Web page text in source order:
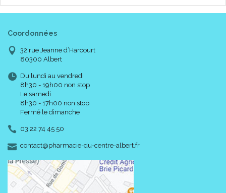
Coordonnées
32 rue Jeanne d’Harcourt
80300 Albert
Du lundi au vendredi
8h30 - 19h00 non stop
Le samedi
8h30 - 17h00 non stop
Fermé le dimanche
03 22 74 45 50
contact-
@-
pharmacie-du-centre-albert.fr